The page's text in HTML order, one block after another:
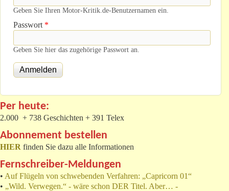
Geben Sie Ihren Motor-Kritik.de-Benutzernamen ein.
Passwort *
Geben Sie hier das zugehörige Passwort an.
Per heute:
2.000 + 738 Geschichten + 391 Telex
Abonnement bestellen
HIER finden Sie dazu alle Informationen
Fernschreiber-Meldungen
• Auf Flügeln von schwebenden Verfahren: „Capricorn 01“
• „Wild. Verwegen.“ - wäre schon DER Titel. Aber… -